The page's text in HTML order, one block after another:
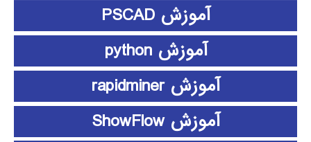
آموزش PSCAD
آموزش python
آموزش rapidminer
آموزش ShowFlow